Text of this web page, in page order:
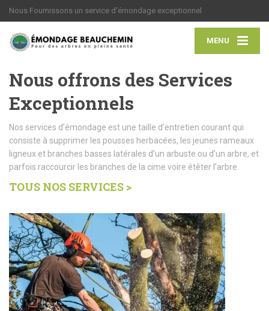
Nous Fournissons un service d’émondage exceptionnel
MENU
Nous offrons des Services
Exceptionnels
Nos services d’émondage est une taille d’entretien courant qui
consiste à supprimer les pousses herbacées, les jeunes rameaux
ligneux et branches basses latérales d’un arbuste ou d’un arbre, et
parfois raccourcir les branches de la cime voire étêter l’arbre.
TOUS NOS SERVICES >